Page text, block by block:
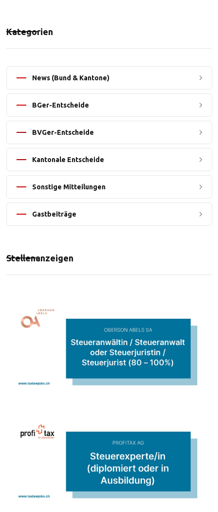
Kategorien
News (Bund & Kantone)
BGer-Entscheide
BVGer-Entscheide
Kantonale Entscheide
Sonstige Mitteilungen
Gastbeiträge
Stellenanzeigen